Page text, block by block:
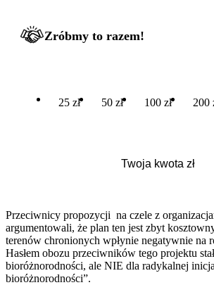
Zróbmy to razem!
25 zł 50 zł 100 zł 200
Przeciwnicy propozycji na czele z
argumentowali, że plan ten jest zbyt
terenów chronionych wpłynie negatywnie na
Hasłem obozu przeciwników tego projektu
bioróżnorodności, ale NIE dla radykalnej
bioróżnorodności”.